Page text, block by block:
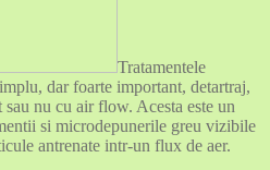
Tratamentele
dar foarte important, detartraj,
nu cu air flow. Acesta este un
si microdepunerile greu vizibile
antrenate intr-un flux de aer.